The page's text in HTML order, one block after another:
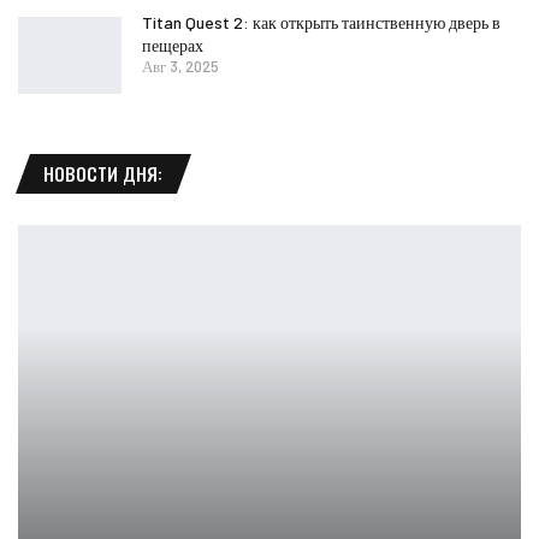
Titan Quest 2: как открыть таинственную дверь в
пещерах
Авг 3, 2025
НОВОСТИ ДНЯ: